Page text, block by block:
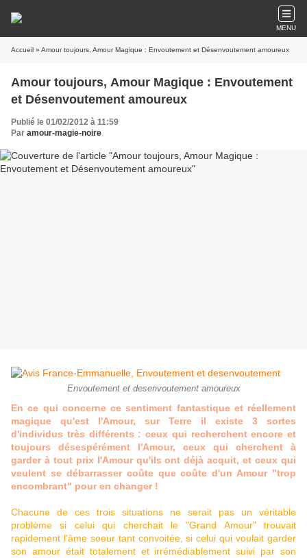
MENU
Accueil » Amour toujours, Amour Magique : Envoutement et Désenvoutement amoureux
Amour toujours, Amour Magique : Envoutement
et Désenvoutement amoureux
Publié le 01/02/2012 à 11:59
Par amour-magie-noire
Envoutement et desenvoutement amoureux
En ce qui concerne ce sentiment fantastique et réellement
magique qu'est l'Amour, sur Terre il existe 3 sortes
d'individus très différents : ceux qui recherchent encore et
toujours désespérément l'Amour, ceux qui cherchent à
garder à tout prix l'Amour qu'ils ont déjà acquit, et ceux qui
veulent se débarrasser coûte que coûte d'un Amour "trop
encombrant" pour en changer !
Chacune de ces trois situations ne serait pas un véritable
problème si celui qui cherchait le "Grand Amour" trouvait
rapidement l'âme soeur tant convoitée, si celui qui voulait garder
son amour était totalement et irrémédiablement suivi par son